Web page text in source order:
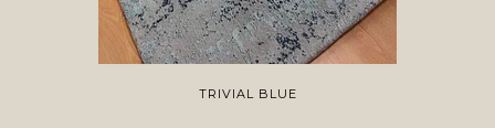
TRIVIAL BLUE